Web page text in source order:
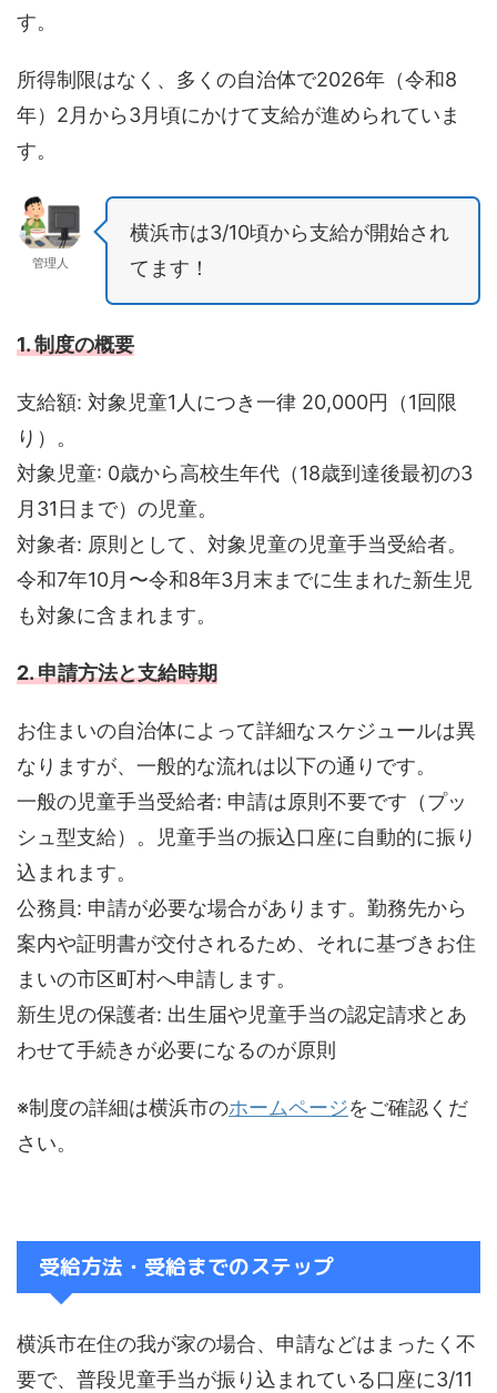
す。
所得制限はなく、多くの自治体で2026年（令和8
年）2月から3月頃にかけて支給が進められていま
す。
管理人
横浜市は3/10頃から支給が開始され
てます！
1. 制度の概要
支給額: 対象児童1人につき一律 20,000円（1回限
り）。
対象児童: 0歳から高校生年代（18歳到達後最初の3
月31日まで）の児童。
対象者: 原則として、対象児童の児童手当受給者。
令和7年10月〜令和8年3月末までに生まれた新生児
も対象に含まれます。
2. 申請方法と支給時期
お住まいの自治体によって詳細なスケジュールは異
なりますが、一般的な流れは以下の通りです。
一般の児童手当受給者: 申請は原則不要です（プッ
シュ型支給）。児童手当の振込口座に自動的に振り
込まれます。
公務員: 申請が必要な場合があります。勤務先から
案内や証明書が交付されるため、それに基づきお住
まいの市区町村へ申請します。
新生児の保護者: 出生届や児童手当の認定請求とあ
わせて手続きが必要になるのが原則
※制度の詳細は横浜市のホームページをご確認くだ
さい。
受給方法・受給までのステップ
横浜市在住の我が家の場合、申請などはまったく不
要で、普段児童手当が振り込まれている口座に3/11